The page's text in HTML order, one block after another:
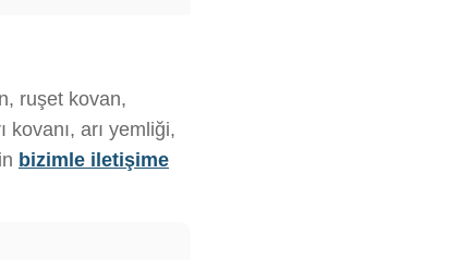
ruşet kovan,
kovanı, arı yemliği,
bizimle iletişime